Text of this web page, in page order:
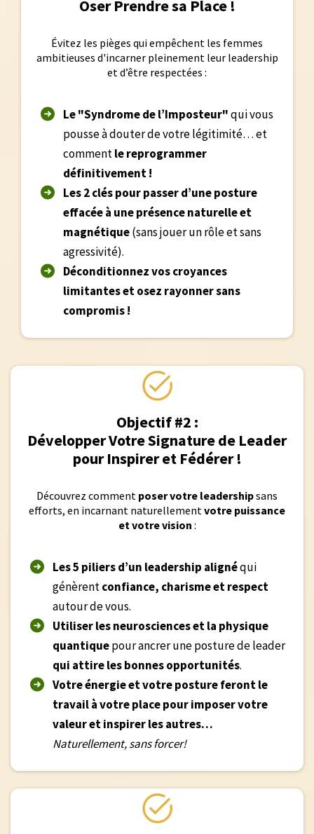
Oser Prendre sa Place !
Évitez les pièges qui empêchent les femmes
ambitieuses d'incarner pleinement leur leadership
et d’être respectées :
Le "Syndrome de l’Imposteur"qui vous
pousse à douter de votre légitimité… et
commentle reprogrammer
définitivement !
Les 2 clés pour passer d’une posture
effacée à une présence naturelle et
magnétique(sans jouer un rôle et sans
agressivité).
Déconditionnez vos croyances
limitantes et osez rayonner sans
compromis !
Objectif #2 :
Développer Votre Signature de Leader
pour Inspirer et Fédérer !
Découvrez comment poser votre leadershipsans
efforts, en incarnant naturellementvotre puissance
et votre vision :
Les 5 piliers d’un leadership alignéqui
génèrentconfiance, charisme et respect
autour de vous.
Utiliser les neurosciences et la physique
quantiquepour ancrer une posture de leader
qui attire les bonnes opportunités.
Votre énergie et votre posture feront le
travail à votre place pour imposer votre
valeur et inspirer les autres…
Naturellement, sans forcer!